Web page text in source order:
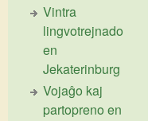
Vintra
lingvotrejnado
en
Jekaterinburg
Vojaĝo kaj
partopreno en